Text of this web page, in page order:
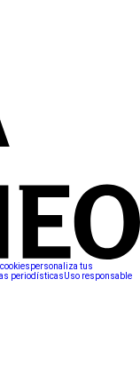
personaliza tus
periodísticasUso responsable